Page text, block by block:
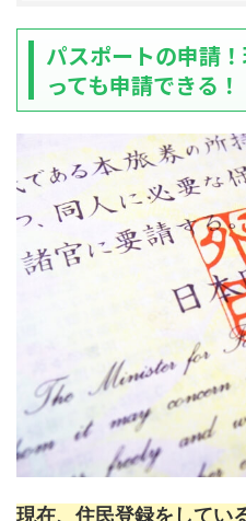
パスポートの申請
っても申請できる！
現在、住民登録をしてい